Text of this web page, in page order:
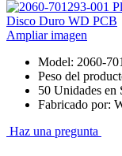
Ampliar imagen
Model: 2060-
Peso del
50 Unidades en
Fabricado por:
Haz una pregunta